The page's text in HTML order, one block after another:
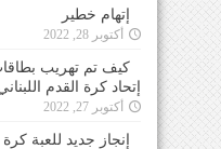
إتهام خطير
أكتوبر 28, 2022
كيف تم تهريب
إتحاد كرة القدم
أكتوبر 27, 2022
إنجاز جديد للعبة